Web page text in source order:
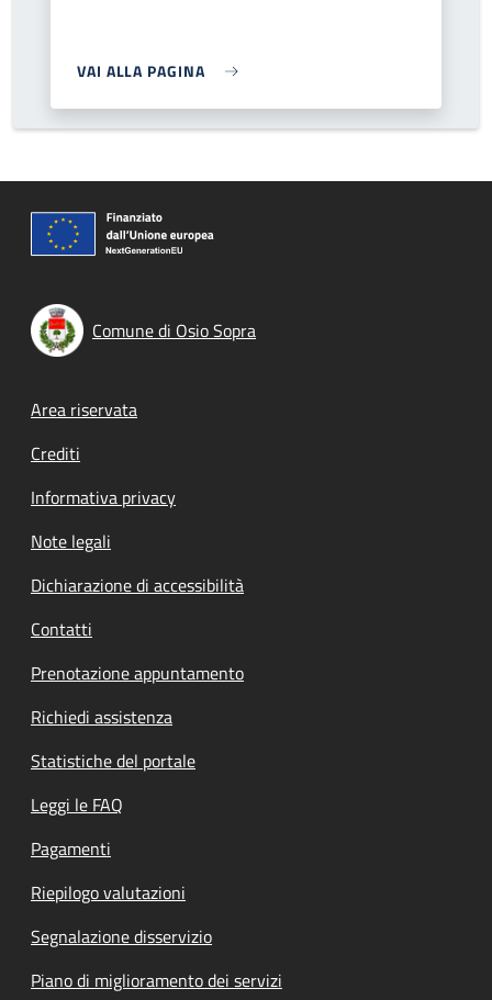
VAI ALLA PAGINA
Comune di Osio Sopra
Footer menu
Area riservata
Crediti
Informativa privacy
Note legali
Dichiarazione di accessibilità
Contatti
Prenotazione appuntamento
Richiedi assistenza
Statistiche del portale
Leggi le FAQ
Pagamenti
Riepilogo valutazioni
Segnalazione disservizio
Piano di miglioramento dei servizi